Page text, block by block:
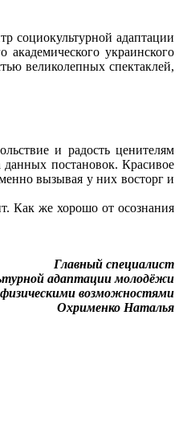
социокультурной адаптации
украинского
великолепных спектаклей,
и радость ценителям
постановок. Красивое
вызывая у них восторг и
Как же хорошо от осознания
Главный специалист
адаптации молодёжи
возможностями
Охрименко Наталья